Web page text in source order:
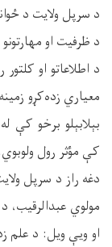
د سرپل ولایت د
د ظرفیت او
د اطلاعاتو او
معياري زده‌کړو
بېلابېلو برخو کې
کې مؤثر رول
دغه راز د سرپل
مولوي عبدالرقیب،
او ویې‌ ویل: د علم